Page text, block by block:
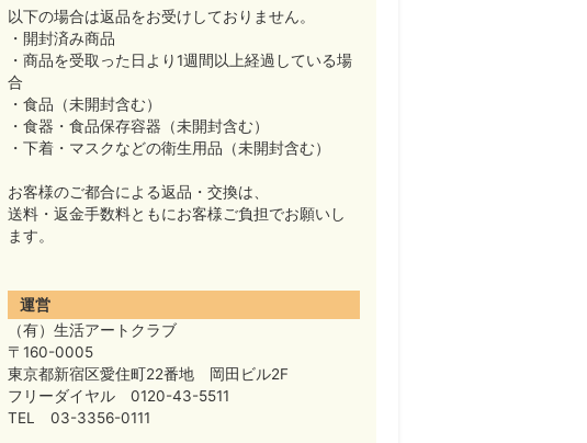
以下の場合は返品をお受けしておりません。
・開封済み商品
・商品を受取った日より1週間以上経過している場
合
・食品（未開封含む）
・食器・食品保存容器（未開封含む）
・下着・マスクなどの衛生用品（未開封含む）
お客様のご都合による返品・交換は、
送料・返金手数料ともにお客様ご負担でお願いし
ます。
運営
（有）生活アートクラブ
〒160-0005
東京都新宿区愛住町22番地 岡田ビル2F
フリーダイヤル 0120-43-5511
TEL 03-3356-0111